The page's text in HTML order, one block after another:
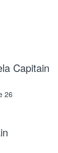
Capitain
26